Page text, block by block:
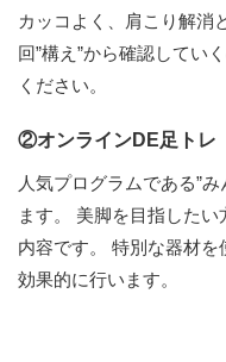
カッコよく、肩こり解消
回”構え”から確認してい
ください。
②オンラインDE足トレ
人気プログラムである”
ます。 美脚を目指した
内容です。 特別な器材を
効果的に行います。